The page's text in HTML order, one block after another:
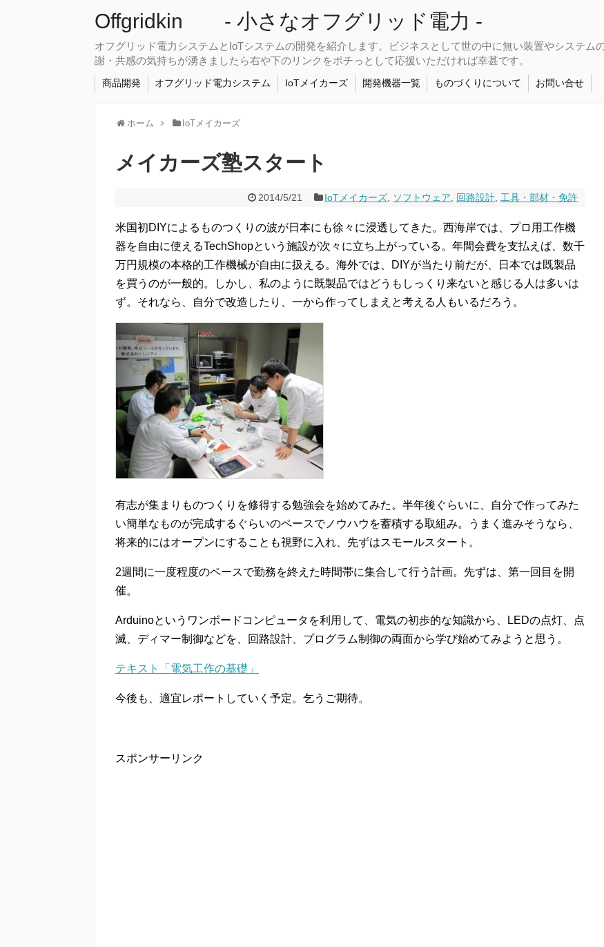
Offgridkin - 小さなオフグリッド電力 -
オフグリッド電力システムとIoTシステムの開発を紹介します。ビジネスとして世の中に無い装置やシステム
謝・共感の気持ちが湧きましたら右や下のリンクをポチっとして応援いただければ幸甚です。
商品開発 オフグリッド電力システム IoTメイカーズ 開発機器一覧 ものづくりについて お問い合せ
ホーム IoTメイカーズ
メイカーズ塾スタート
2014/5/21 IoTメイカーズ, ソフトウェア, 回路設計,工具・部材・免許
米国初DIYによるものつくりの波が日本にも徐々に浸透してきた。西海岸では、プロ用工作機
器を自由に使えるTechShopという施設が次々に立ち上がっている。年間会費を支払えば、数千
万円規模の本格的工作機械が自由に扱える。海外では、DIYが当たり前だが、日本では既製品
を買うのが一般的。しかし、私のように既製品ではどうもしっくり来ないと感じる人は多いは
ず。それなら、自分で改造したり、一から作ってしまえと考える人もいるだろう。
有志が集まりものつくりを修得する勉強会を始めてみた。半年後ぐらいに、自分で作ってみた
い簡単なものが完成するぐらいのペースでノウハウを蓄積する取組み。うまく進みそうなら、
将来的にはオープンにすることも視野に入れ、先ずはスモールスタート。
2週間に一度程度のペースで勤務を終えた時間帯に集合して行う計画。先ずは、第一回目を開
催。
Arduinoというワンボードコンピュータを利用して、電気の初歩的な知識から、LEDの点灯、点
滅、ディマー制御などを、回路設計、プログラム制御の両面から学び始めてみようと思う。
テキスト「電気工作の基礎」
今後も、適宜レポートしていく予定。乞うご期待。
スポンサーリンク